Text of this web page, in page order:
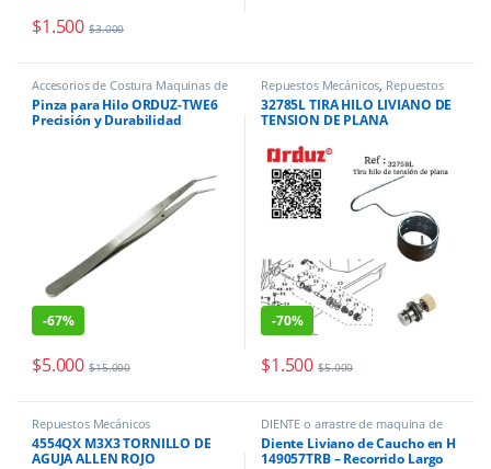
$1.500 $3.000
Accesorios de Costura Maquinas de
coser
Pinza para Hilo ORDUZ-TWE6
Precisión y Durabilidad
-67%
$5.000 $15.000
Repuestos Mecánicos, Repuestos
Mecánicos / Accesorios de Costura
32785L TIRA HILO LIVIANO DE
TENSION DE PLANA
-70%
$1.500 $5.000
Repuestos Mecánicos
4554QX M3X3 TORNILLO DE
AGUJA ALLEN ROJO
DIENTE o arrastre de maquina de
coser REPUESTOS MAQUINAS DE
COSER, Repuestos Mecánicos
Diente Liviano de Caucho en H
149057TRB – Recorrido Largo